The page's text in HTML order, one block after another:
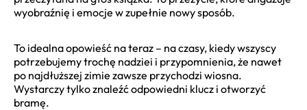
wyobraźnię i emocje w zupełnie nowy sposób.
To idealna opowieść na teraz – na czasy, kiedy wszyscy
potrzebujemy trochę nadziei i przypomnienia, że nawet
po najdłuższej zimie zawsze przychodzi wiosna.
Wystarczy tylko znaleźć odpowiedni klucz i otworzyć
bramę.